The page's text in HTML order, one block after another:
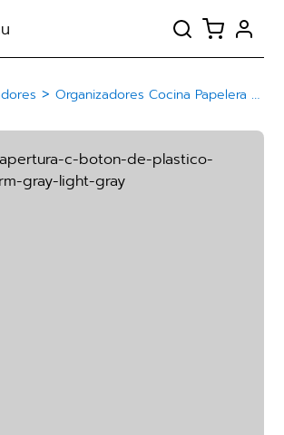
>Organizadores Cocina Papelera Basurero De Plástico Con Botón